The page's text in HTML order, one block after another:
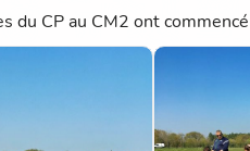
du CP au CM2 ont